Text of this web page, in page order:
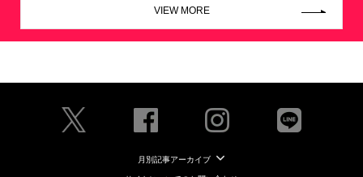
VIEW MORE
月別記事アーカイブ